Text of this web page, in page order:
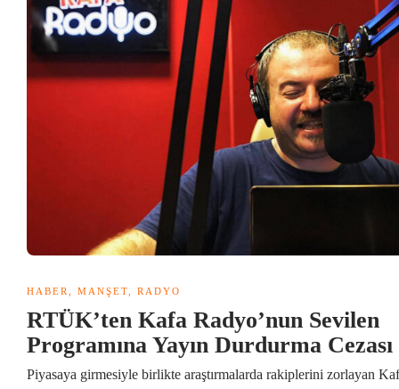
HABER MANŞET RADYO
RTÜK’ten Kafa Radyo’nun Sevilen
Programına Yayın Durdurma Cezası
Piyasaya girmesiyle birlikte araştırmalarda rakiplerini zorlayan